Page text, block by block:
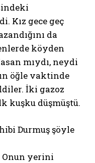
Kız gece geç
da
köyden
mıydı, neydi
öğle vaktinde
İki gazoz
kuşku düşmüştü.
Durmuş şöyle
Onun yerini